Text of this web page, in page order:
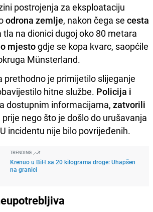
postrojenja za eksploataciju
odrona zemlje, nakon čega se cesta
na dionici dugoj oko 80 metara
mjestogdje se kopa kvarc, saopćile
Münsterland.
prethodno je primijetilo slijeganje
hitne službe. Policija i
dostupnim informacijama, zatvorili
prije nego što je došlo do urušavanja
incidentu nije bilo povrijeđenih.
TRENDING
Krenuo u BiH sa 20 kilograma droge: Uhapšen
na granici